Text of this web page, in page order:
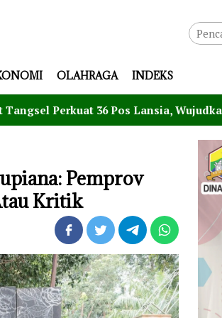
OLAHRAGA INDEKS
36 Pos Lansia, Wujudkan Lansia
Pemprov
Kritik